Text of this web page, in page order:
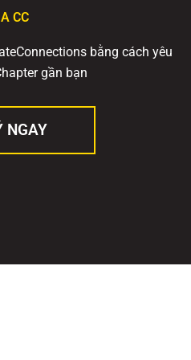
CC
bằng cách yêu
gần bạn
NGAY